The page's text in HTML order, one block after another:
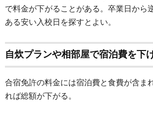
で料金が下がることがある。卒業日から
ある安い入校日を探すとよい。
自炊プランや相部屋で宿泊費を下
合宿免許の料金には宿泊費と食費が含ま
れば総額が下がる。